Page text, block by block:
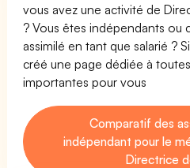
vous avez une activité de
? Vous êtes indépendants ou
assimilé en tant que salarié ?
créé une page dédiée à
importantes pour vous
Comparatif des
indépendant pour le
Directrice